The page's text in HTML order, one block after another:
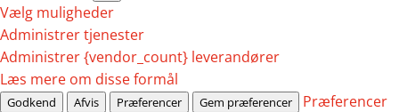
Vælg muligheder
Administrer tjenester
Administrer {vendor_count} leverandører
Læs mere om disse formål
Godkend Afvis Præferencer Gem præferencer
Præferencer